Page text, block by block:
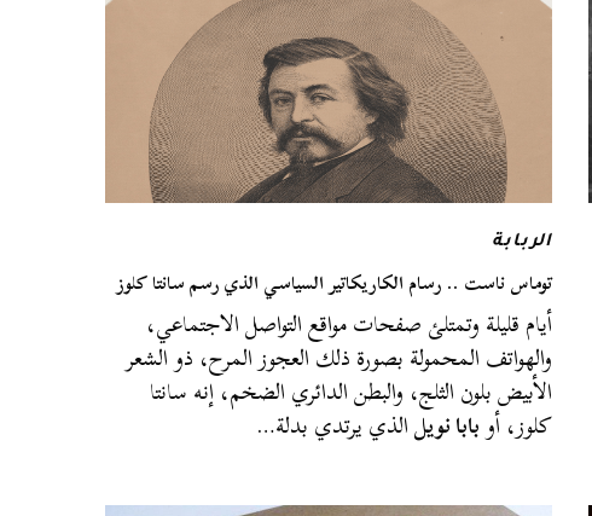
الربابة
توماس ناست .. رسام الكاريكاتير السياسي الذي رسم سانتا كلوز
أيام قليلة وتمتلئ صفحات مواقع التواصل الاجتماعي،
والهواتف المحمولة بصورة ذلك العجوز المرح، ذو الشعر
الأبيض بلون الثلج، والبطن الدائري الضخم، إنه سانتا
كلوز، أوبابا نويلالذي يرتدي بدلة…